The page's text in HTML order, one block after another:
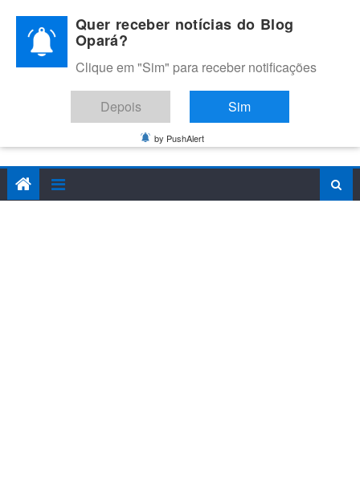
content
BLOG OPARÁ
Melhores notícias de Juazeiro, Petrolina e do Vale do São
Francisco
Quer receber notícias do Blog
Opará?
Clique em "Sim" para receber notificações
Depois Sim
by PushAlert